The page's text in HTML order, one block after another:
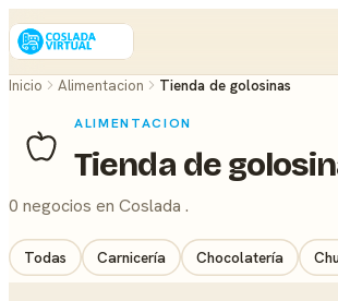
Inicio Alimentacion Tienda de golosinas
ALIMENTACION
Tienda de
0 negocios en Coslada .
Todas Carnicería Chocolatería